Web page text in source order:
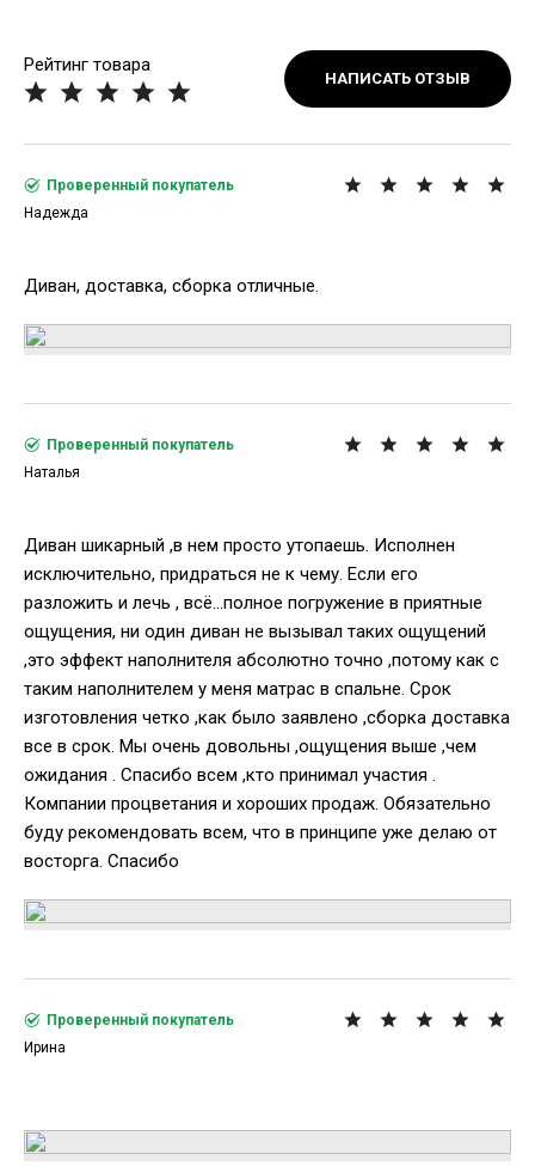
Рейтинг товара
НАПИСАТЬ ОТЗЫВ
Диван, доставка, сборка отличные.
Проверенный покупатель
Надежда
Диван шикарный ,в нем просто утопаешь. Исполнен
исключительно, придраться не к чему. Если его
разложить и лечь , всё...полное погружение в приятные
ощущения, ни один диван не вызывал таких ощущений
,это эффект наполнителя абсолютно точно ,потому как с
таким наполнителем у меня матрас в спальне. Срок
изготовления четко ,как было заявлено ,сборка доставка
все в срок. Мы очень довольны ,ощущения выше ,чем
ожидания . Спасибо всем ,кто принимал участия .
Компании процветания и хороших продаж. Обязательно
буду рекомендовать всем, что в принципе уже делаю от
восторга. Спасибо
Проверенный покупатель
Наталья
Проверенный покупатель
Ирина